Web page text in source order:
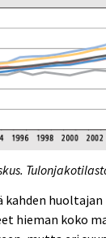
kahden
hieman koko